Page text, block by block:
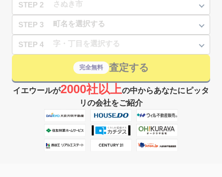
STEP 2
STEP 3
STEP 4
完全無料 査定する
イエウールが2000社以上の中からあなたにピッタ
リの会社をご紹介